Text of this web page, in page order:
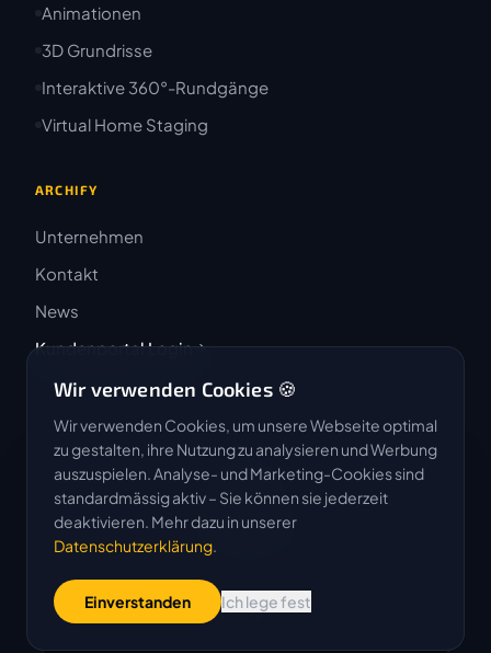
Animationen
3D Grundrisse
Interaktive 360°-Rundgänge
Virtual Home Staging
ARCHIFY
Unternehmen
Kontakt
News
Kundenportal Login
4.9 / 5
★★★★★
Basierend auf 50 Bewertungen
Google
Wir verwenden Cookies 🍪
Wir verwenden Cookies, um unsere Webseite optimal
zu gestalten, ihre Nutzung zu analysieren und Werbung
auszuspielen. Analyse- und Marketing-Cookies sind
standardmässig aktiv – Sie können sie jederzeit
deaktivieren. Mehr dazu in unserer
Datenschutzerklärung.
Einverstanden Ich lege fest